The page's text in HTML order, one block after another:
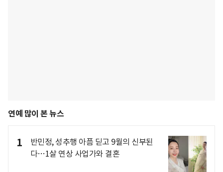
연예 많이 본 뉴스
1
반민정, 성추행 아픔 딛고 9월의 신부된
다…1살 연상 사업가와 결혼